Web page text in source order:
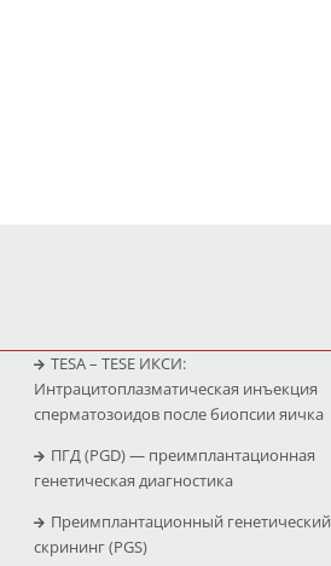
TESA – TESE ИКСИ:
Интрацитоплазматическая инъекция
сперматозоидов после биопсии яичка
ПГД (PGD) — преимплантационная
генетическая диагностика
Преимплантационный генетический
скрининг (PGS)